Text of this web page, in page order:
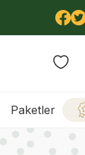
Paketler